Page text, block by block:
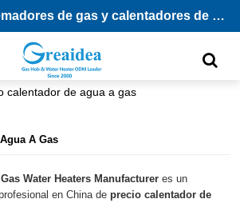
Líder ODM de quemadores de gas y calentadores de agua
calentador de agua a gas
A Gas
Water Heaters Manufacturer es un
en China deprecio calentador de